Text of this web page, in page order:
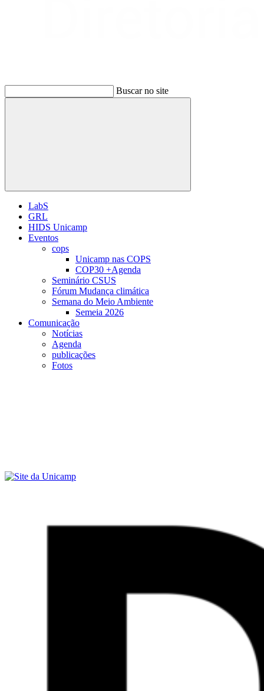
Buscar no site
Buscar
LabS
GRL
HIDS Unicamp
Eventos
cops
Unicamp nas COPS
COP30 +Agenda
Seminário CSUS
Fórum Mudança climática
Semana do Meio Ambiente
Semeia 2026
Comunicação
Notícias
Agenda
publicações
Fotos